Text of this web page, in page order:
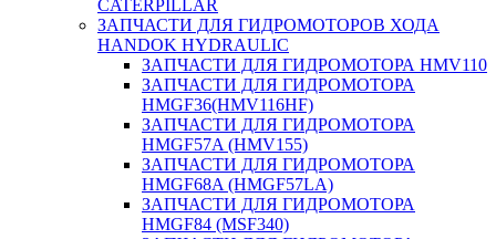
CATERPILLAR
ЗАПЧАСТИ ДЛЯ ГИДРОМОТОРОВ ХОДА
HANDOK HYDRAULIC
ЗАПЧАСТИ ДЛЯ ГИДРОМОТОРА HMV110
ЗАПЧАСТИ ДЛЯ ГИДРОМОТОРА
HMGF36(HMV116HF)
ЗАПЧАСТИ ДЛЯ ГИДРОМОТОРА
HMGF57A (HMV155)
ЗАПЧАСТИ ДЛЯ ГИДРОМОТОРА
HMGF68A (HMGF57LA)
ЗАПЧАСТИ ДЛЯ ГИДРОМОТОРА
HMGF84 (MSF340)